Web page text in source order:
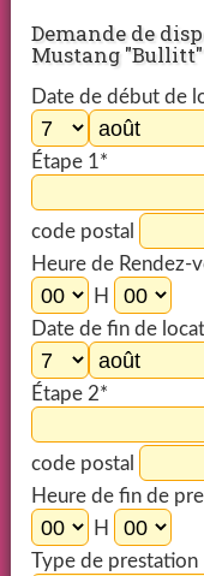
Demande de
Mustang "Bullitt"
Date de début de
Étape 1*
code postal
Heure de Rendez-
H
Date de fin de
Étape 2*
code postal
Heure de fin de
H
Type de prestation